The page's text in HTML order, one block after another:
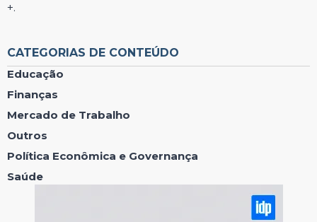
+.
CATEGORIAS DE CONTEÚDO
Educação
Finanças
Mercado de Trabalho
Outros
Política Econômica e Governança
Saúde